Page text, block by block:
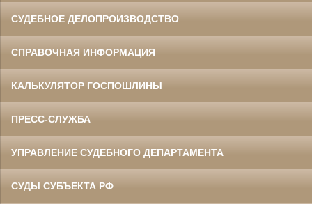
СУДЕБНОЕ ДЕЛОПРОИЗВОДСТВО
СПРАВОЧНАЯ ИНФОРМАЦИЯ
КАЛЬКУЛЯТОР ГОСПОШЛИНЫ
ПРЕСС-СЛУЖБА
УПРАВЛЕНИЕ СУДЕБНОГО ДЕПАРТАМЕНТА
СУДЫ СУБЪЕКТА РФ